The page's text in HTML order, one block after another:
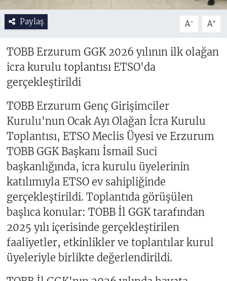
Paylaş A- A+
TOBB Erzurum GGK 2026 yılının ilk olağan
icra kurulu toplantısı ETSO'da
gerçekleştirildi
TOBB Erzurum Genç Girişimciler
Kurulu'nun Ocak Ayı Olağan İcra Kurulu
Toplantısı, ETSO Meclis Üyesi ve Erzurum
TOBB GGK Başkanı İsmail Suci
başkanlığında, icra kurulu üyelerinin
katılımıyla ETSO ev sahipliğinde
gerçekleştirildi. Toplantıda görüşülen
başlıca konular: TOBB İl GGK tarafından
2025 yılı içerisinde gerçekleştirilen
faaliyetler, etkinlikler ve toplantılar kurul
üyeleriyle birlikte değerlendirildi.